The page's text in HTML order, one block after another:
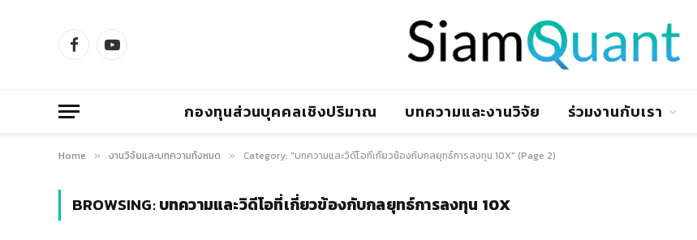
FacebookYouTube
กองทุนส่วนบุคคลเชิงปริมาณ บทความและงานวิจัย ร่วมงานกับเรา
Home » งานวิจัยและบทความทั้งหมด » Category: "บทความและวิดีโอที่เกี่ยวข้องกับกลยุทธ์การลงทุน 10X" (Page 2)
BROWSING:บทความและวิดีโอที่เกี่ยวข้องกับกลยุทธ์การลงทุน 10X